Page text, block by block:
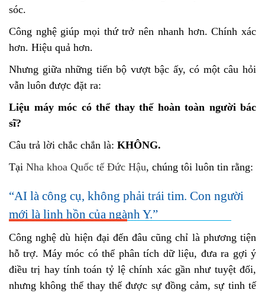
sóc.
Công nghệ giúp mọi thứ trở nên nhanh hơn. Chính xác
hơn. Hiệu quả hơn.
Nhưng giữa những tiến bộ vượt bậc ấy, có một câu hỏi
vẫn luôn được đặt ra:
Liệu máy móc có thể thay thế hoàn toàn người bác
sĩ?
Câu trả lời chắc chắn là: KHÔNG.
Tại Nha khoa Quốc tế Đức Hậu, chúng tôi luôn tin rằng:
“AI là công cụ, không phải trái tim. Con người
mới là linh hồn của ngành Y.”
Công nghệ dù hiện đại đến đâu cũng chỉ là phương tiện
hỗ trợ. Máy móc có thể phân tích dữ liệu, đưa ra gợi ý
điều trị hay tính toán tỷ lệ chính xác gần như tuyệt đối,
nhưng không thể thay thế được sự đồng cảm, sự tinh tế